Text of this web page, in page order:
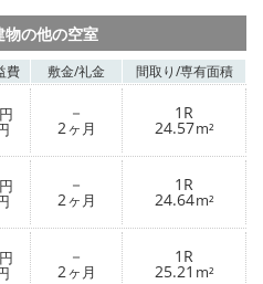
物の他の空室
費 敷金/礼金 間取り/専有面積
－
2ヶ月
1R
24.57m²
－
2ヶ月
1R
24.64m²
－
2ヶ月
1R
25.21 m²